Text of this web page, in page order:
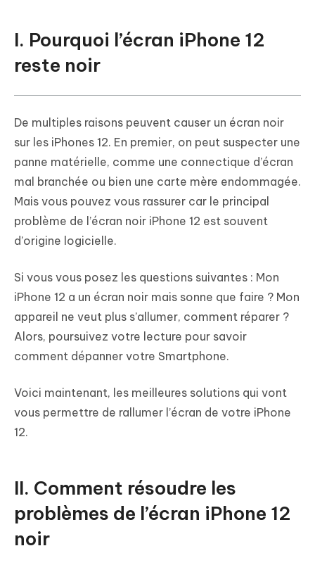
I. Pourquoi l’écran iPhone 12
reste noir
De multiples raisons peuvent causer un écran noir
sur les iPhones 12. En premier, on peut suspecter une
panne matérielle, comme une connectique d’écran
mal branchée ou bien une carte mère endommagée.
Mais vous pouvez vous rassurer car le principal
problème de l’écran noir iPhone 12 est souvent
d’origine logicielle.
Si vous vous posez les questions suivantes : Mon
iPhone 12 a un écran noir mais sonne que faire ? Mon
appareil ne veut plus s’allumer, comment réparer ?
Alors, poursuivez votre lecture pour savoir
comment dépanner votre Smartphone.
Voici maintenant, les meilleures solutions qui vont
vous permettre de rallumer l’écran de votre iPhone
12.
II. Comment résoudre les
problèmes de l’écran iPhone 12
noir